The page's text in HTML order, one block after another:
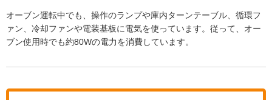
オーブン運転中でも、操作のランプや庫内ターンテーブル、循環フ
ァン、冷却ファンや電装基板に電気を使っています。従って、オー
ブン使用時でも約80Wの電力を消費しています。